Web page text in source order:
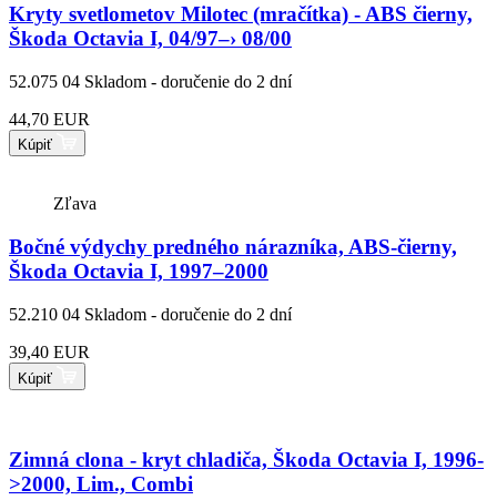
Kryty svetlometov Milotec (mračítka) - ABS čierny,
Škoda Octavia I, 04/97–› 08/00
52.075 04 Skladom - doručenie do 2 dní
44,70 EUR
Kúpiť
Zľava
Bočné výdychy predného nárazníka, ABS-čierny,
Škoda Octavia I, 1997–2000
52.210 04 Skladom - doručenie do 2 dní
39,40 EUR
Kúpiť
Zimná clona - kryt chladiča, Škoda Octavia I, 1996-
>2000, Lim., Combi